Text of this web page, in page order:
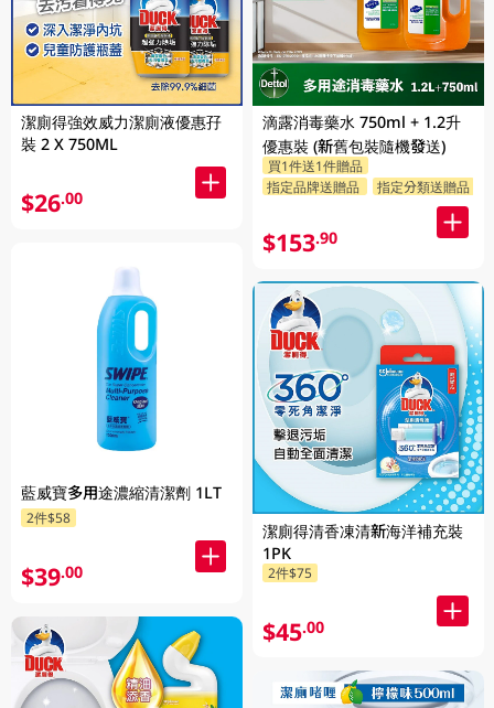
潔廁得強效威力潔廁液優惠孖
裝 2 X 750ML
$26.00
藍威寶多用途濃縮清潔劑 1LT
2件$58
$39.00
滴露消毒藥水 750ml + 1.2升
優惠裝 (新舊包裝隨機發送)
買1件送1件贈品
指定品牌送贈品
指定分類送贈品
$153.90
潔廁得清香凍清新海洋補充裝
1PK
2件$75
$45.00